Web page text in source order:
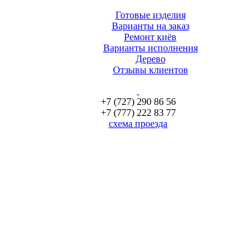
Готовые изделия
Варианты на заказ
Ремонт киёв
Варианты исполнения
Дерево
Отзывы клиентов
+7 (727) 290 86 56
+7 (777) 222 83 77
схема проезда